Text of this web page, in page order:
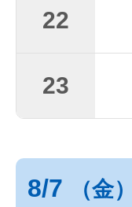
22
23
8/7 （金）